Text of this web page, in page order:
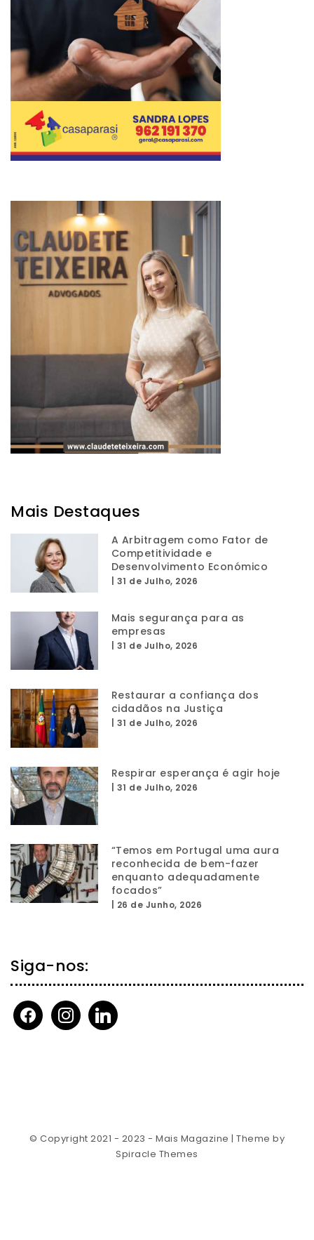
Mais Destaques
A Arbitragem como Fator de
Competitividade e
Desenvolvimento Económico
31 de Julho, 2026
Mais segurança para as
empresas
31 de Julho, 2026
Restaurar a confiança dos
cidadãos na Justiça
31 de Julho, 2026
Respirar esperança é agir hoje
31 de Julho, 2026
“Temos em Portugal uma aura
reconhecida de bem-fazer
enquanto adequadamente
focados”
26 de Junho, 2026
Siga-nos:
facebookinstagramlinkedin
© Copyright 2021 - 2023 - Mais Magazine | Theme by
Spiracle Themes